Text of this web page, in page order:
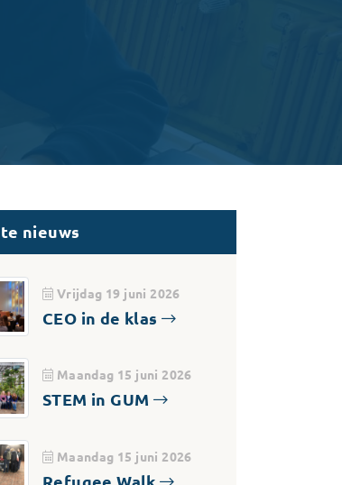
nieuws
Vrijdag 19 juni 2026
CEO in de klas
Maandag 15 juni 2026
STEM in GUM
Maandag 15 juni 2026